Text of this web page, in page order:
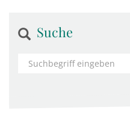
Suche